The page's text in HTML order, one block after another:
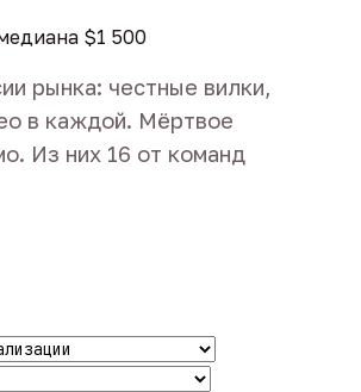
$1 500
рынка: честные вилки,
в каждой. Мёртвое
Из них 16 от команд